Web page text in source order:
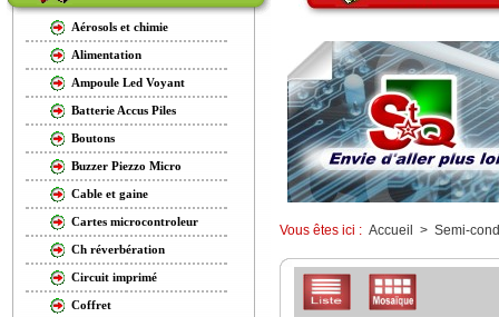
Aérosols et chimie
Alimentation
Ampoule Led Voyant
Batterie Accus Piles
Boutons
Buzzer Piezzo Micro
Cable et gaine
Cartes microcontroleur
Ch réverbération
Circuit imprimé
Coffret
Vous êtes ici : Accueil > Semi-